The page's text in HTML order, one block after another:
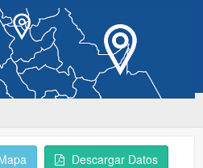
Descargar Datos